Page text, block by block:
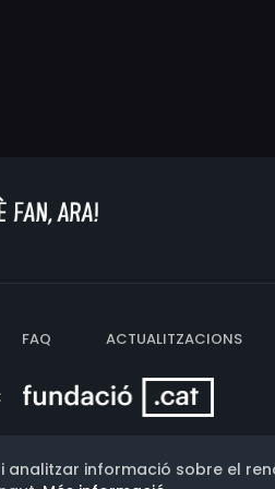
FAQ ACTUALITZACIONS
analitzar informació sobre el